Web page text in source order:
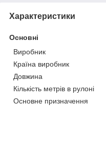
Характеристики
Основні
Виробник
Країна виробник
Довжина
Кількість метрів в рулоні
Основне призначення